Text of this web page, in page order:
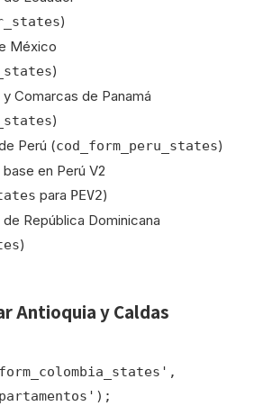
)
México
)
Comarcas de Panamá
)
Perú (cod_form_peru_states)
en Perú V2
para PEV2)
República Dominicana
)
Antioquia y Caldas